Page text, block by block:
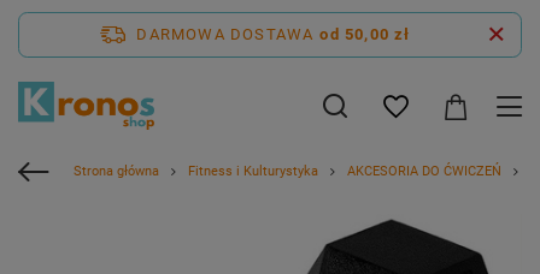
DARMOWA DOSTAWA od 50,00 zł
Strona główna Fitness i Kulturystyka AKCESORIA DO ĆWICZEŃ